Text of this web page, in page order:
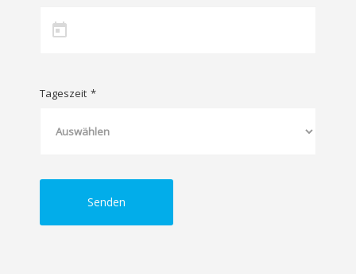
Tageszeit *
Senden